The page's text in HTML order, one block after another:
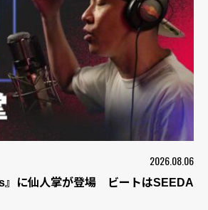
2026.08.06
』に仙人掌が登場 ビートはSEEDA